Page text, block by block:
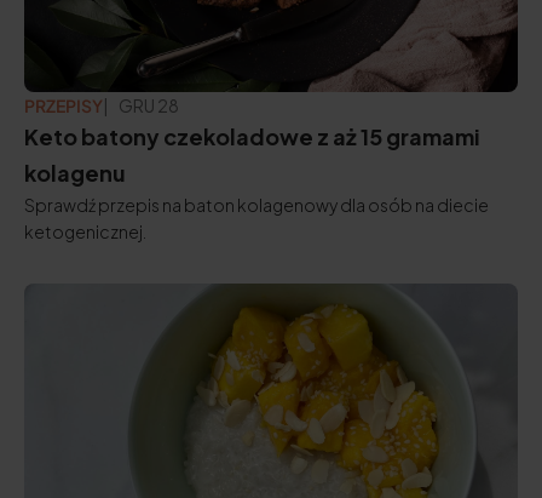
PRZEPISY ZAKTUALIZOWANO:
GRU 28
Keto batony czekoladowe z aż 15 gramami
kolagenu
Sprawdź przepis na baton kolagenowy dla osób na diecie
ketogenicznej.